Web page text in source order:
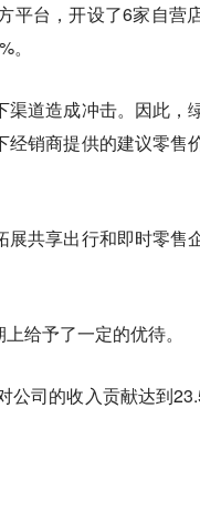
平台，开设了6家自营
道造成冲击。 因此，
销商提供的建议零售
共享出行和即时零售
给予了一定的优待。
司的收入贡献达到